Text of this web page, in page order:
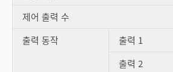
제어 출력 수
출력 동작
출력 1
출력 2